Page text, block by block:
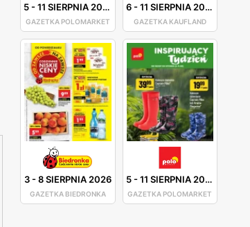
5-11 SIERPNIA 2026
GAZETKA POLOMARKET
6-11 SIERPNIA 2026
GAZETKA KAUFLAND
3-8 SIERPNIA 2026
GAZETKA BIEDRONKA
5-11 SIERPNIA 2026
GAZETKA POLOMARKET